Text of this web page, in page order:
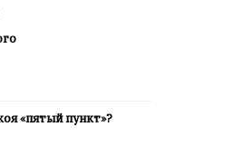
«пятый пункт»?